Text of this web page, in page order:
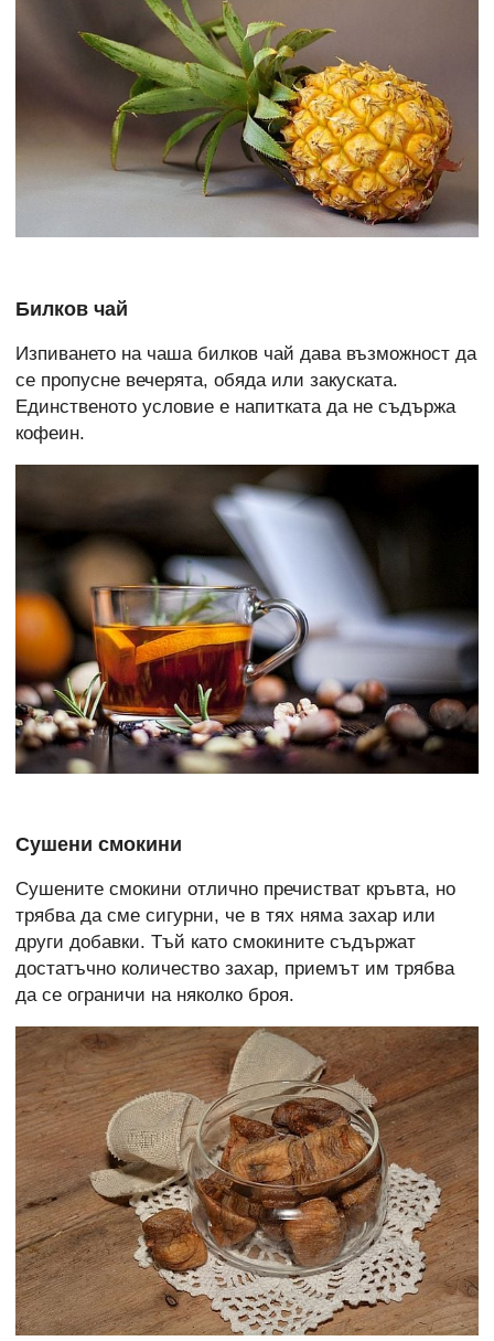
Билков чай
Изпиването на чаша билков чай дава възможност да
се пропусне вечерята, обяда или закуската.
Единственото условие е напитката да не съдържа
кофеин.
Сушени смокини
Сушените смокини отлично пречистват кръвта, но
трябва да сме сигурни, че в тях няма захар или
други добавки. Тъй като смокините съдържат
достатъчно количество захар, приемът им трябва
да се ограничи на няколко броя.